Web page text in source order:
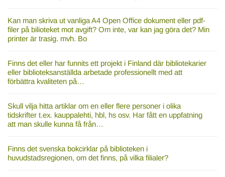
Kan man skriva ut vanliga A4 Open Office dokument eller pdf-
filer på bilioteket mot avgift? Om inte, var kan jag göra det? Min
printer är trasig. mvh. Bo
Finns det eller har funnits ett projekt i Finland där bibliotekarier
eller biblioteksanställda arbetade professionellt med att
förbättra kvaliteten på…
Skull vilja hitta artiklar om en eller flere personer i olika
tidskrifter t.ex. kauppalehti, hbl, hs osv. Har fått en uppfatning
att man skulle kunna få från…
Finns det svenska bokcirklar på biblioteken i
huvudstadsregionen, om det finns, på vilka filialer?